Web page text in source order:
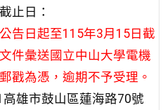
止日：
告日起至115年3月15日截
件彙送國立中山大學電機
戳為憑，逾期不予受理。
雄市鼓山區蓮海路70號